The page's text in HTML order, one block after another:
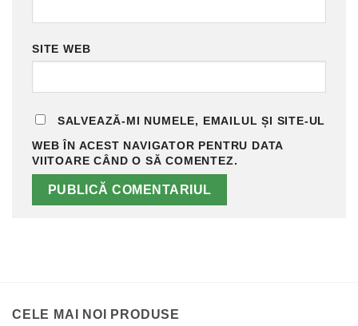
SITE WEB
SALVEAZĂ-MI NUMELE, EMAILUL ȘI SITE-UL
WEB ÎN ACEST NAVIGATOR PENTRU DATA
VIITOARE CÂND O SĂ COMENTEZ.
CELE MAI NOI PRODUSE